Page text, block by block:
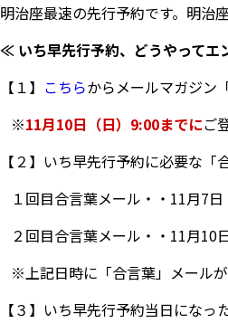
明治座最速の先行予約です。明治
≪ いち早先行予約、どうやって
【１】 こちらからメールマガジン
※11月10日（日）9:00までにご
【２】いち早先行予約に必要な「
１回目合言葉メール・・11月7
２回目合言葉メール・・11月10
※上記日時に「合言葉」メールが
【３】いち早先行予約当日になっ